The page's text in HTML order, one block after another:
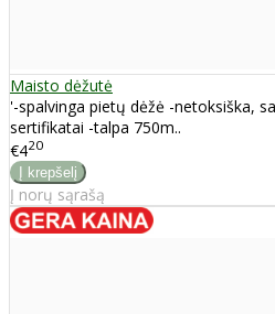
Maisto dėžutė
'-spalvinga pietų dėžė -netoksiška,
sertifikatai -talpa 750m..
€420
Į norų sąrašą